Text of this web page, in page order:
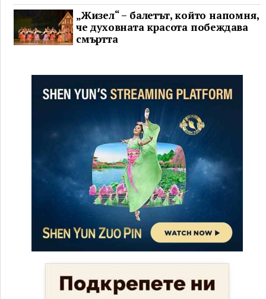
„Жизел“ – балетът, който напомня,
че духовната красота побеждава
смъртта